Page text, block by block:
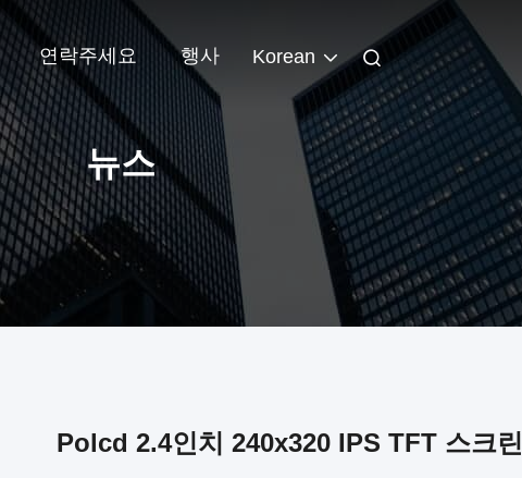
연락주세요 행사 Korean
뉴스
Polcd 2.4인치 240x320 IPS TFT 스크린